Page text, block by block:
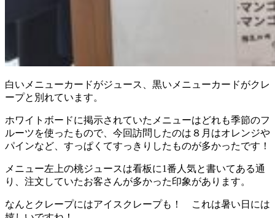
白いメニューカードがジュース、黒いメニューカードがクレ
ープと別れています。
ホワイトボードに掲示されていたメニューはどれも季節のフ
ルーツを使ったもので、今回訪問したのは８月はオレンジや
パインなど、すっぱくてすっきりしたものが多かったです！
メニュー左上の桃ジュースは看板に1番人気と書いてある通
り、注文していたお客さんが多かった印象があります。
なんとクレープにはアイスクレープも！ これは暑い日には